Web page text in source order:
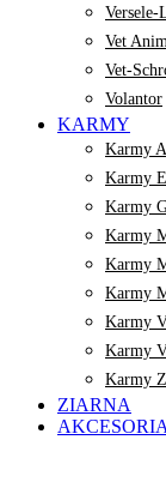
Versele-
Vet
Vet-
Volantor
KARMY
Karmy
Karmy
Karmy
Karmy
Karmy
Karmy
Karmy
Karmy
Karmy
ZIARNA